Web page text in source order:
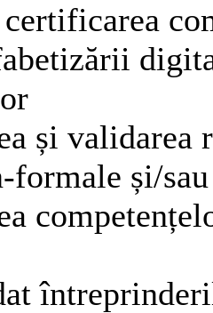
și
formale și/